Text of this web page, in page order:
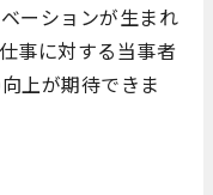
ーションが生まれ
事に対する当事者
上が期待できま